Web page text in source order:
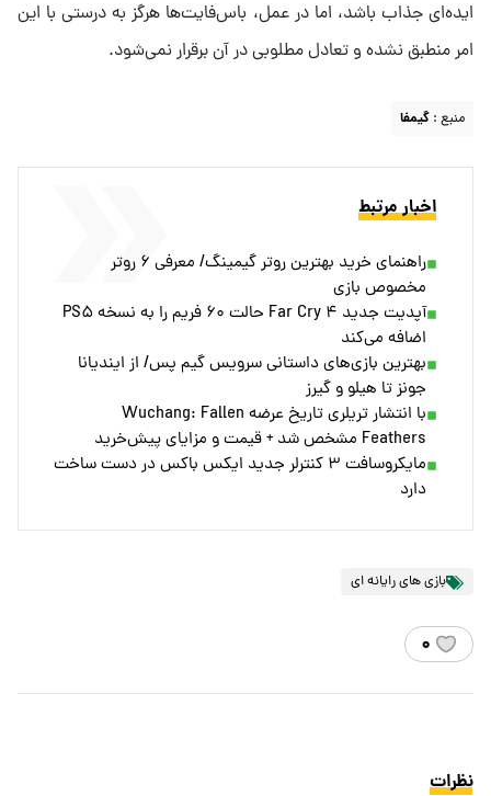
ایده‌ای جذاب باشد، اما در عمل، باس‌فایت‌ها هرگز به‌ درستی با این
امر منطبق نشده و تعادل مطلوبی در آن برقرار نمی‌شود.
منبع : گیمفا
اخبار مرتبط
راهنمای خرید بهترین روتر گیمینگ/ معرفی ۶ روتر
مخصوص بازی
آپدیت جدید Far Cry ۴ حالت ۶۰ فریم را به نسخه PS۵
اضافه می‌کند
بهترین بازی‌های داستانی سرویس گیم پس/ از ایندیانا
جونز تا هیلو و گیرز
با انتشار تریلری تاریخ عرضه Wuchang: Fallen
Feathers مشخص شد + قیمت و مزایای پیش‌خرید
مایکروسافت ۳ کنترلر جدید ایکس باکس در دست ساخت
دارد
بازی های رایانه ای
۰
نظرات